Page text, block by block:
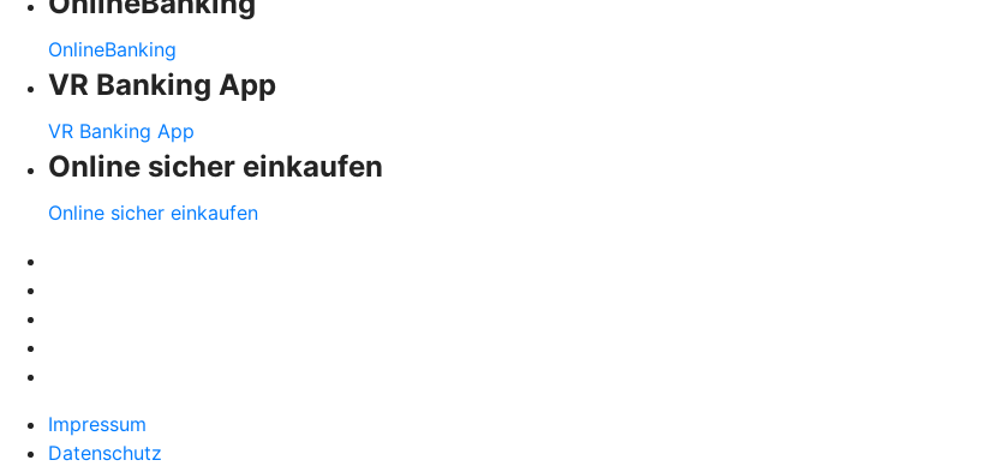
OnlineBanking
VR Banking App
VR Banking App
Online sicher einkaufen
Online sicher einkaufen
Impressum
Datenschutz